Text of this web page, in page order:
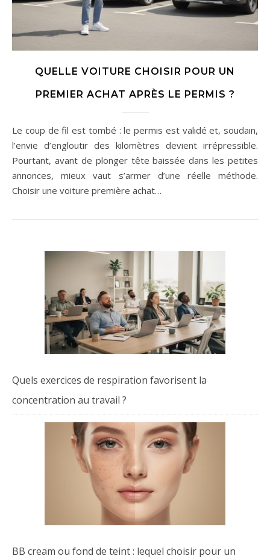
QUELLE VOITURE CHOISIR POUR UN
PREMIER ACHAT APRÈS LE PERMIS ?
Le coup de fil est tombé : le permis est validé et, soudain,
l’envie d’engloutir des kilomètres devient irrépressible.
Pourtant, avant de plonger tête baissée dans les petites
annonces, mieux vaut s’armer d’une réelle méthode.
Choisir une voiture première achat…
Quels exercices de respiration favorisent la
concentration au travail ?
BB cream ou fond de teint : lequel choisir pour un